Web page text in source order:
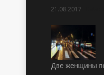
21.08.2017
Две женщины